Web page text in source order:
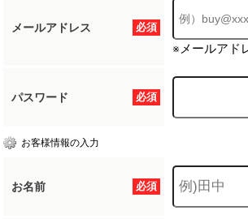
必須
メールアドレス
※メールアド
必須
パスワード
お客様情報の入力
必須
お名前